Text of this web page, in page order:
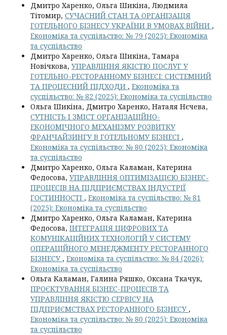
Дмитро Харенко, Ольга Шикіна, Людмила
Тітомир, СУЧАСНИЙ СТАН ТА ОРГАНІЗАЦІЯ
ГОТЕЛЬНОГО БІЗНЕСУ УКРАЇНИ В УМОВАХ ВІЙНИ ,
Економіка та суспільство: № 79 (2025): Економіка
та суспільство
Дмитро Харенко, Ольга Шикіна, Тамара
Новічкова, УПРАВЛІННЯ ЯКІСТЮ ПОСЛУГ У
ГОТЕЛЬНО-РЕСТОРАННОМУ БІЗНЕСІ: СИСТЕМНИЙ
ТА ПРОЦЕСНИЙ ПІДХОДИ , Економіка та
суспільство: № 82 (2025): Економіка та суспільство
Ольга Шикіна, Дмитро Харенко, Наталя Нєчева,
СУТНІСТЬ І ЗМІСТ ОРГАНІЗАЦІЙНО-
ЕКОНОМІЧНОГО МЕХАНІЗМУ РОЗВИТКУ
ФРАНЧАЙЗИНГУ В ГОТЕЛЬНОМУ БІЗНЕСІ ,
Економіка та суспільство: № 80 (2025): Економіка
та суспільство
Дмитро Харенко, Ольга Каламан, Катерина
Федосова, УПРАВЛІННЯ ОПТИМІЗАЦІЄЮ БІЗНЕС-
ПРОЦЕСІВ НА ПІДПРИЄМСТВАХ ІНДУСТРІЇ
ГОСТИННОСТІ , Економіка та суспільство: № 81
(2025): Економіка та суспільство
Дмитро Харенко, Ольга Каламан, Катерина
Федосова, ІНТЕГРАЦІЯ ЦИФРОВИХ ТА
КОМУНІКАЦІЙНИХ ТЕХНОЛОГІЙ У СИСТЕМУ
ОПЕРАЦІЙНОГО МЕНЕДЖМЕНТУ РЕСТОРАННОГО
БІЗНЕСУ , Економіка та суспільство: № 84 (2026):
Економіка та суспільство
Ольга Каламан, Галина Ряшко, Оксана Ткачук,
ПРОЄКТУВАННЯ БІЗНЕС-ПРОЦЕСІВ ТА
УПРАВЛІННЯ ЯКІСТЮ СЕРВІСУ НА
ПІДПРИЄМСТВАХ РЕСТОРАННОГО БІЗНЕСУ ,
Економіка та суспільство: № 80 (2025): Економіка
та суспільство